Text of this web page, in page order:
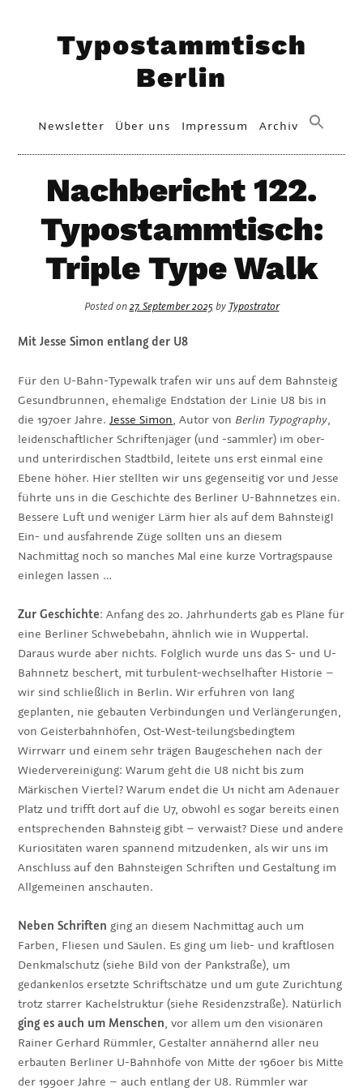
Typostammtisch
Berlin
Primary
Menu
Newsletter Über uns Impressum Archiv
Nachbericht 122.
Typostammtisch:
Triple Type Walk
Posted on27. September 2025by Typostrator
Mit Jesse Simon entlang der U8
Für den U-Bahn-Typewalk trafen wir uns auf dem Bahnsteig
Gesundbrunnen, ehemalige Endstation der Linie U8 bis in
die 1970er Jahre.Jesse Simon, Autor von Berlin Typography,
leidenschaftlicher Schriftenjäger (und -sammler) im ober-
und unterirdischen Stadtbild, leitete uns erst einmal eine
Ebene höher. Hier stellten wir uns gegenseitig vor und Jesse
führte uns in die Geschichte des Berliner U-Bahnnetzes ein.
Bessere Luft und weniger Lärm hier als auf dem Bahnsteig!
Ein- und ausfahrende Züge sollten uns an diesem
Nachmittag noch so manches Mal eine kurze Vortragspause
einlegen lassen …
Zur Geschichte: Anfang des 20. Jahrhunderts gab es Pläne für
eine Berliner Schwebebahn, ähnlich wie in Wuppertal.
Daraus wurde aber nichts. Folglich wurde uns das S- und U-
Bahnnetz beschert, mit turbulent-wechselhafter Historie –
wir sind schließlich in Berlin. Wir erfuhren von lang
geplanten, nie gebauten Verbindungen und Verlängerungen,
von Geisterbahnhöfen, Ost-West-teilungsbedingtem
Wirrwarr und einem sehr trägen Baugeschehen nach der
Wiedervereinigung: Warum geht die U8 nicht bis zum
Märkischen Viertel? Warum endet die U1 nicht am Adenauer
Platz und trifft dort auf die U7, obwohl es sogar bereits einen
entsprechenden Bahnsteig gibt – verwaist? Diese und andere
Kuriositäten waren spannend mitzudenken, als wir uns im
Anschluss auf den Bahnsteigen Schriften und Gestaltung im
Allgemeinen anschauten.
Neben Schriften ging an diesem Nachmittag auch um
Farben, Fliesen und Säulen. Es ging um lieb- und kraftlosen
Denkmalschutz (siehe Bild von der Pankstraße), um
gedankenlos ersetzte Schriftschätze und um gute Zurichtung
trotz starrer Kachelstruktur (siehe Residenzstraße). Natürlich
ging es auch um Menschen, vor allem um den visionären
Rainer Gerhard Rümmler, Gestalter annähernd aller neu
erbauten Berliner U-Bahnhöfe von Mitte der 1960er bis Mitte
der 1990er Jahre – auch entlang der U8. Rümmler war